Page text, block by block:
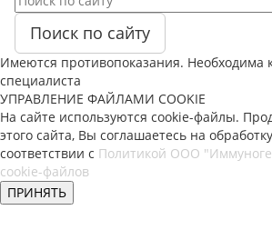
Поиск по сайту
Имеются противопоказания. Необходима
специалиста
УПРАВЛЕНИЕ ФАЙЛАМИ COOKIE
На сайте используются cookie-файлы.
этого сайта, Вы соглашаетесь на
соответствии с Политикой ООО
cookie-файлов
ПРИНЯТЬ